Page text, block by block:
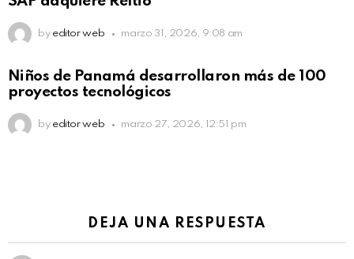
by editor web marzo 31, 2026, 9:08 am
Niños de Panamá desarrollaron más de 100
proyectos tecnológicos
by editor web marzo 27, 2026, 12:51 pm
DEJA UNA RESPUESTA